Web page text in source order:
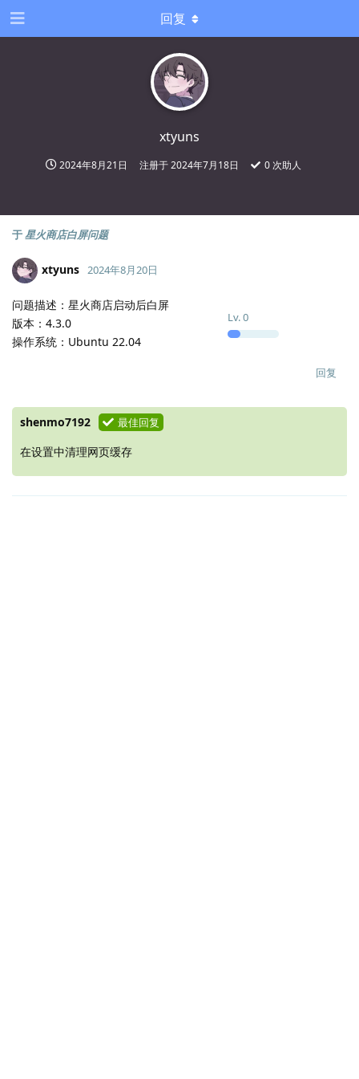
xtyuns
2024年8月21日 注册于2024年7月18日 0 次助人
回复
于星火商店白屏问题
xtyuns
Lv.0
2024年8月20日
问题描述：星火商店启动后白屏
版本：4.3.0
操作系统：Ubuntu 22.04
回复
shenmo7192 最佳回复
在设置中清理网页缓存